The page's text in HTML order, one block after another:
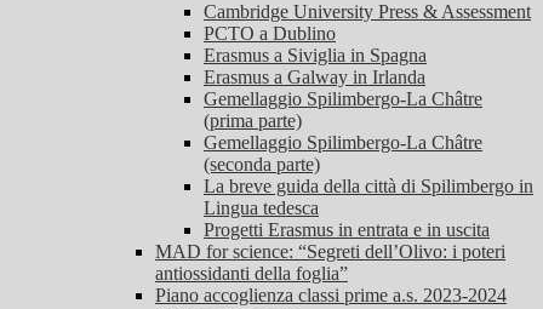
Cambridge University Press & Assessment
PCTO a Dublino
Erasmus a Siviglia in Spagna
Erasmus a Galway in Irlanda
Gemellaggio Spilimbergo-La Châtre
(prima parte)
Gemellaggio Spilimbergo-La Châtre
(seconda parte)
La breve guida della città di Spilimbergo in
Lingua tedesca
Progetti Erasmus in entrata e in uscita
MAD for science: “Segreti dell’Olivo: i poteri
antiossidanti della foglia”
Piano accoglienza classi prime a.s. 2023-2024